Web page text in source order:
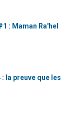
: Maman Ra'hel
la preuve que les